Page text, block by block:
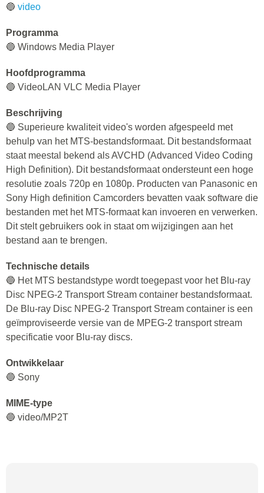
🔵 video
Programma
🔵 Windows Media Player
Hoofdprogramma
🔵 VideoLAN VLC Media Player
Beschrijving
🔵 Superieure kwaliteit video's worden afgespeeld met
behulp van het MTS-bestandsformaat. Dit bestandsformaat
staat meestal bekend als AVCHD (Advanced Video Coding
High Definition). Dit bestandsformaat ondersteunt een hoge
resolutie zoals 720p en 1080p. Producten van Panasonic en
Sony High definition Camcorders bevatten vaak software die
bestanden met het MTS-formaat kan invoeren en verwerken.
Dit stelt gebruikers ook in staat om wijzigingen aan het
bestand aan te brengen.
Technische details
🔵 Het MTS bestandstype wordt toegepast voor het Blu-ray
Disc NPEG-2 Transport Stream container bestandsformaat.
De Blu-ray Disc NPEG-2 Transport Stream container is een
geïmproviseerde versie van de MPEG-2 transport stream
specificatie voor Blu-ray discs.
Ontwikkelaar
🔵 Sony
MIME-type
🔵 video/MP2T